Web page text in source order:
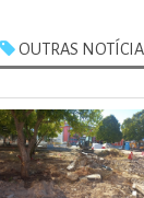
OUTRAS